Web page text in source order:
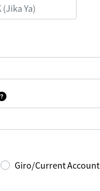
Giro/Current Account